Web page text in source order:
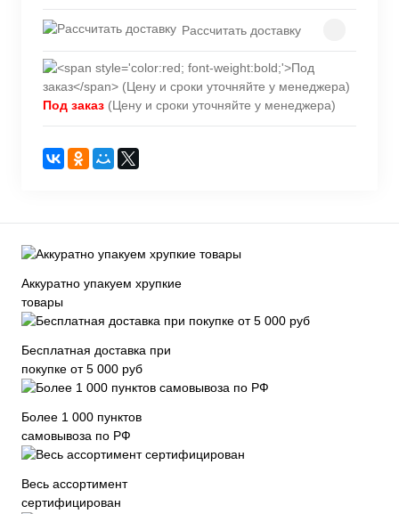
Рассчитать доставку
Под заказ (Цену и сроки уточняйте у менеджера)
Аккуратно упакуем хрупкие
товары
Бесплатная доставка при
покупке от 5 000 руб
Более 1 000 пунктов
самовывоза по РФ
Весь ассортимент
сертифицирован